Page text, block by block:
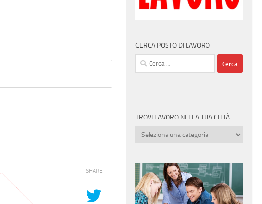
SHARE
CERCA POSTO DI LAVORO
Ricerca
per:
TROVI LAVORO NELLA TUA CITTÀ
Trovi
tua
città